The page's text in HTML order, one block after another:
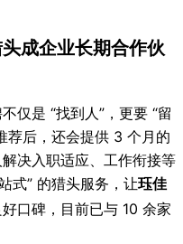
成企业长期合作伙
仅是 “找到人”，更要 “留
荐后，还会提供 3 个月的
决入职适应、工作衔接等
式” 的猎头服务，让珏佳
口碑，目前已与 10 余家